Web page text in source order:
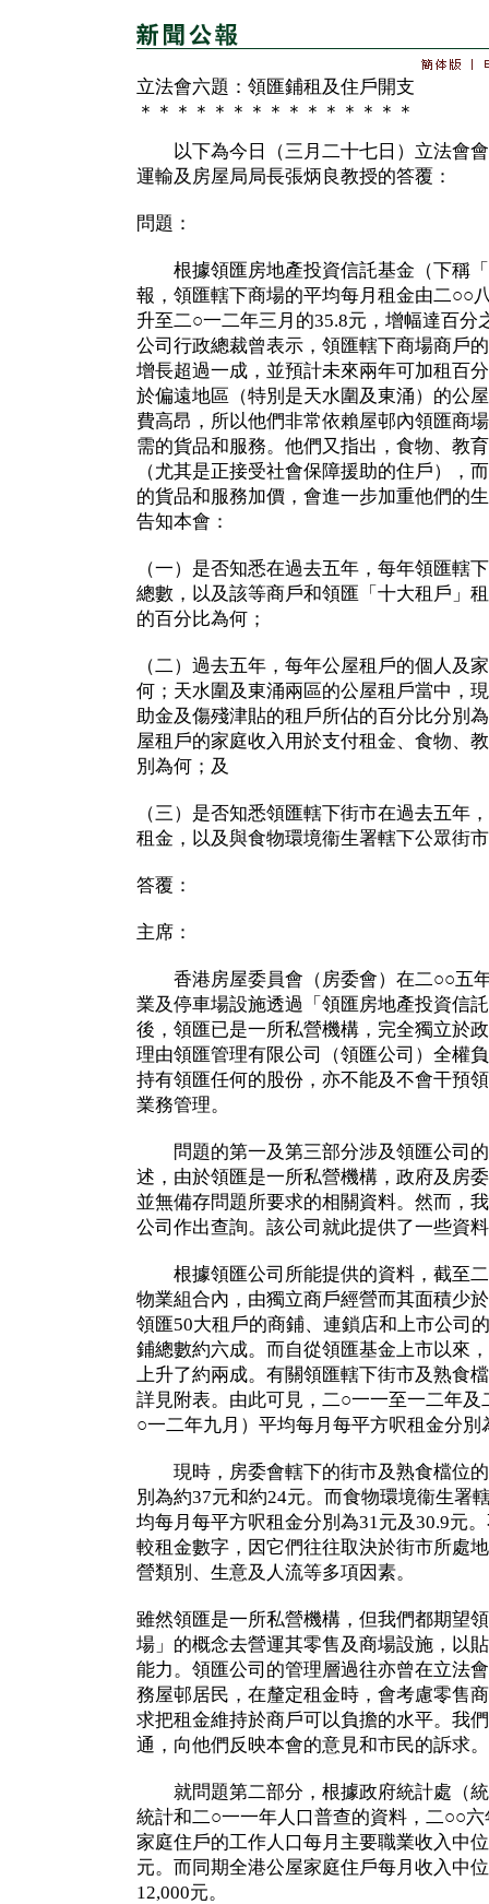
立法會六題：領匯鋪租及住戶開支
＊＊＊＊＊＊＊＊＊＊＊＊＊＊＊
以下為今日（三月二十七日）立法會會
運輸及房屋局局長張炳良教授的答覆：
問題：
根據領匯房地產投資信託基金（下稱「
報，領匯轄下商場的平均每月租金由二○○
升至二○一二年三月的35.8元，增幅達百分
公司行政總裁曾表示，領匯轄下商場商戶
增長超過一成，並預計未來兩年可加租百
於偏遠地區（特別是天水圍及東涌）的公
費高昂，所以他們非常依賴屋邨內領匯商
需的貨品和服務。他們又指出，食物、教
（尤其是正接受社會保障援助的住戶），
的貨品和服務加價，會進一步加重他們的
告知本會：
（一）是否知悉在過去五年，每年領匯轄
總數，以及該等商戶和領匯「十大租戶」
的百分比為何；
（二）過去五年，每年公屋租戶的個人及
何；天水圍及東涌兩區的公屋租戶當中，
助金及傷殘津貼的租戶所佔的百分比分別
屋租戶的家庭收入用於支付租金、食物、
別為何；及
（三）是否知悉領匯轄下街市在過去五年
租金，以及與食物環境衞生署轄下公眾街
答覆：
主席：
香港房屋委員會（房委會）在二○○五年
業及停車場設施透過「領匯房地產投資信
後，領匯已是一所私營機構，完全獨立於
理由領匯管理有限公司（領匯公司）全權
持有領匯任何的股份，亦不能及不會干預
業務管理。
問題的第一及第三部分涉及領匯公司的
述，由於領匯是一所私營機構，政府及房
並無備存問題所要求的相關資料。然而，
公司作出查詢。該公司就此提供了一些資
根據領匯公司所能提供的資料，截至二
物業組合內，由獨立商戶經營而其面積少
領匯50大租戶的商鋪、連鎖店和上市公司
鋪總數約六成。而自從領匯基金上市以來
上升了約兩成。有關領匯轄下街市及熟食
詳見附表。由此可見，二○一一至一二年
○一二年九月）平均每月每平方呎租金分別
現時，房委會轄下的街市及熟食檔位的
別為約37元和約24元。而食物環境衞生署
均每月每平方呎租金分別為31元及30.9元
較租金數字，因它們往往取決於街市所處
營類別、生意及人流等多項因素。
雖然領匯是一所私營機構，但我們都期望
場」的概念去營運其零售及商場設施，以
能力。領匯公司的管理層過往亦曾在立法
務屋邨居民，在釐定租金時，會考慮零售
求把租金維持於商戶可以負擔的水平。我
通，向他們反映本會的意見和市民的訴求。
就問題第二部分，根據政府統計處（統
統計和二○一一年人口普查的資料，二○○
家庭住戶的工作人口每月主要職業收入中
元。而同期全港公屋家庭住戶每月收入中
12,000元。